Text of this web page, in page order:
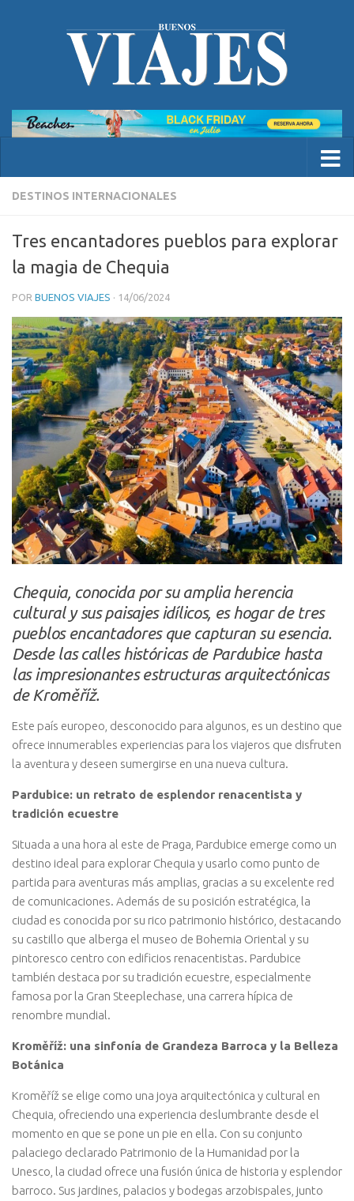
DESTINOS INTERNACIONALES
Tres encantadores pueblos para explorar
la magia de Chequia
POR BUENOS VIAJES · 14/06/2024
Chequia, conocida por su amplia herencia
cultural y sus paisajes idílicos, es hogar de tres
pueblos encantadores que capturan su esencia.
Desde las calles históricas de Pardubice hasta
las impresionantes estructuras arquitectónicas
de Kroměříž.
Este país europeo, desconocido para algunos, es un destino que
ofrece innumerables experiencias para los viajeros que disfruten
la aventura y deseen sumergirse en una nueva cultura.
Pardubice: un retrato de esplendor renacentista y
tradición ecuestre
Situada a una hora al este de Praga, Pardubice emerge como un
destino ideal para explorar Chequia y usarlo como punto de
partida para aventuras más amplias, gracias a su excelente red
de comunicaciones. Además de su posición estratégica, la
ciudad es conocida por su rico patrimonio histórico, destacando
su castillo que alberga el museo de Bohemia Oriental y su
pintoresco centro con edificios renacentistas. Pardubice
también destaca por su tradición ecuestre, especialmente
famosa por la Gran Steeplechase, una carrera hípica de
renombre mundial.
Kroměříž: una sinfonía de Grandeza Barroca y la Belleza
Botánica
Kroměříž se elige como una joya arquitectónica y cultural en
Chequia, ofreciendo una experiencia deslumbrante desde el
momento en que se pone un pie en ella. Con su conjunto
palaciego declarado Patrimonio de la Humanidad por la
Unesco, la ciudad ofrece una fusión única de historia y esplendor
barroco. Sus jardines, palacios y bodegas arzobispales, junto